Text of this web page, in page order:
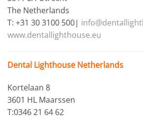
The Netherlands
T: +31 30 3100 500|
www.dentallighthouse.eu
Dental Lighthouse Netherlands
Kortelaan 8
3601 HL Maarssen
T:0346 21 64 62